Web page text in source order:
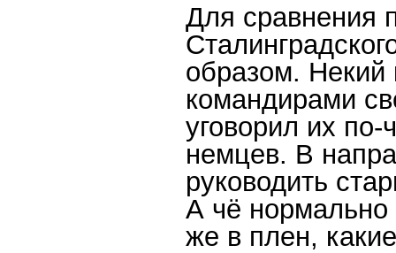
Для сравнения
образом. Некий
командирами
уговорил их по-
немцев. В
руководить
А чё
же в плен,